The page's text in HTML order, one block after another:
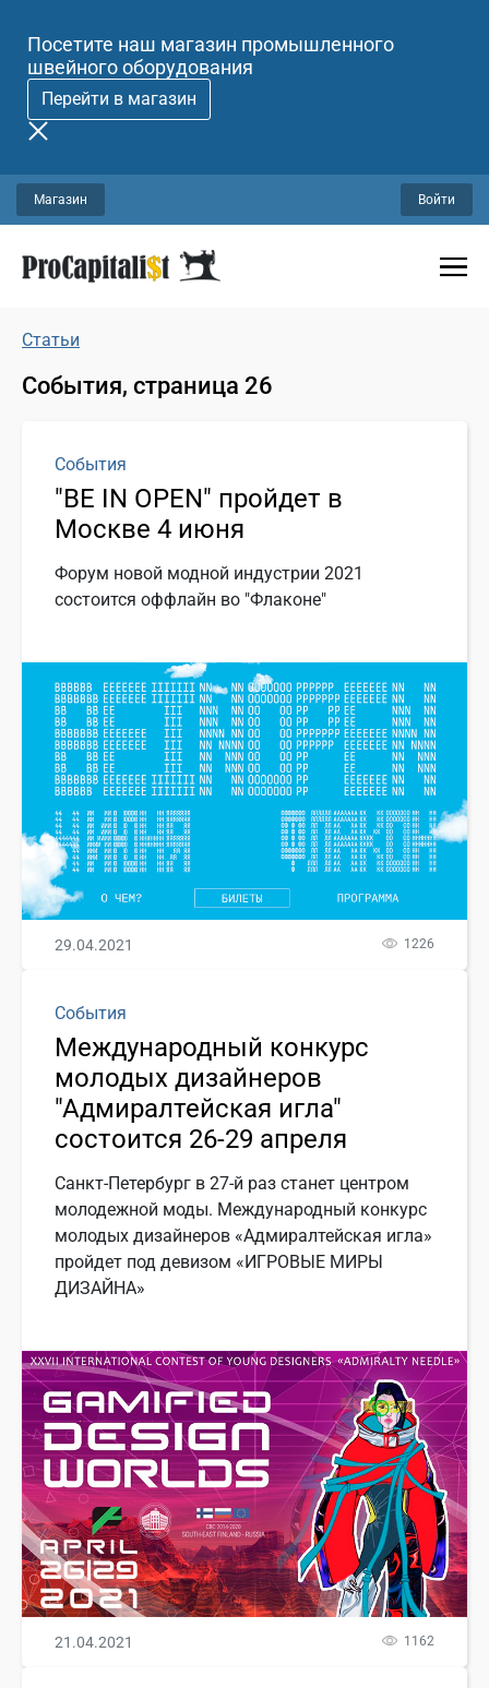
Посетите наш магазин промышленного
швейного оборудования
Перейти в магазин
Магазин Войти
Статьи
События, страница 26
События
"BE IN OPEN" пройдет в
Москве 4 июня
Форум новой модной индустрии 2021
состоится оффлайн во "Флаконе"
29.04.2021 1226
События
Международный конкурс
молодых дизайнеров
"Адмиралтейская игла"
состоится 26-29 апреля
Санкт-Петербург в 27-й раз станет центром
молодежной моды. Международный конкурс
молодых дизайнеров «Адмиралтейская игла»
пройдет под девизом «ИГРОВЫЕ МИРЫ
ДИЗАЙНА»
21.04.2021 1162